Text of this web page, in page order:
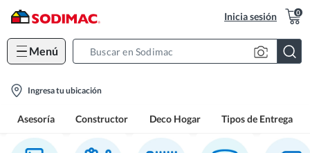
Inicia sesión 0
Menú
location-
Ingresa tu ubicación
Asesoría Constructor Deco Hogar Tipos de Entrega